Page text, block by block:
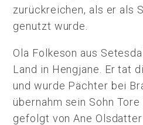
zurückreichen, als er als
genutzt wurde.
Ola Folkeson aus
Land in Hengjane. Er tat
und wurde Pächter bei
übernahm sein Sohn
gefolgt von Ane